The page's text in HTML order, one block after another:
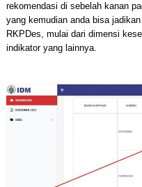
rekomendasi di sebelah kanan
yang kemudian anda bisa
RKPDes, mulai dari dimensi
indikator yang lainnya.